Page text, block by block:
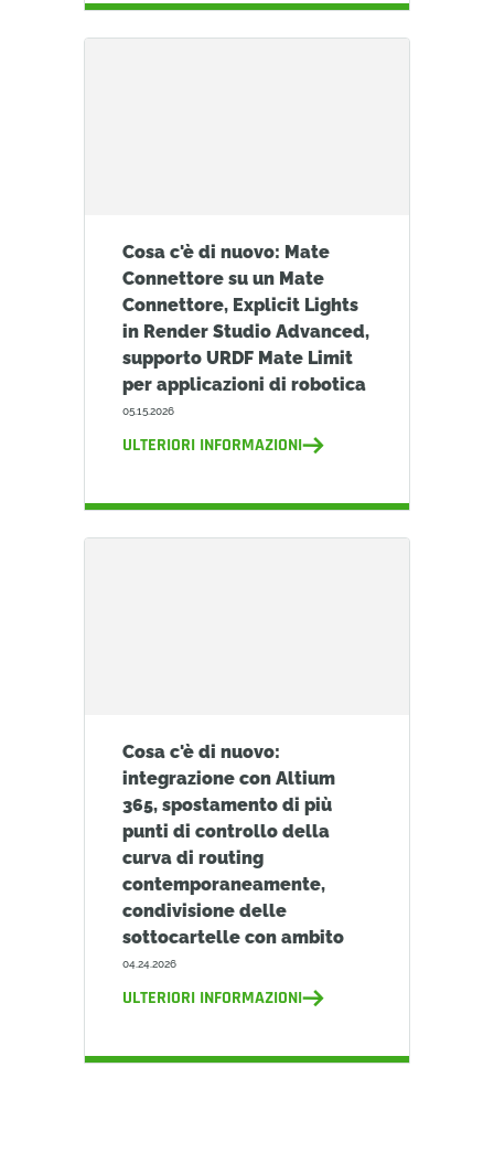
Cosa c'è di nuovo: Mate
Connettore su un Mate
Connettore, Explicit Lights
in Render Studio Advanced,
supporto URDF Mate Limit
per applicazioni di robotica
05.15.2026
ULTERIORI INFORMAZIONI
Cosa c'è di nuovo:
integrazione con Altium
365, spostamento di più
punti di controllo della
curva di routing
contemporaneamente,
condivisione delle
sottocartelle con ambito
04.24.2026
ULTERIORI INFORMAZIONI